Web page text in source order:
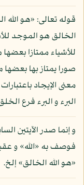
قوله تعالى: «هو الله
الخالق هو الموجد
للأشياء ممتازا
صورا يمتاز بها
معنى الإيجاد
البرء و البرء فرع
و إنما صدر الآيتين
فوصف به «الله» و
«هو الله الخالق» إلخ.